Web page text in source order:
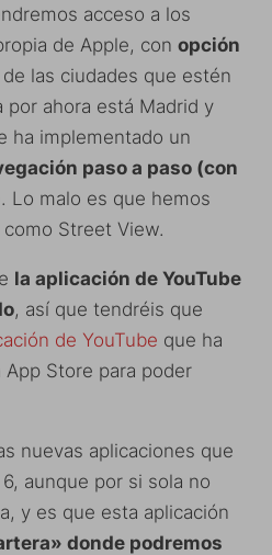
acceso a los
de Apple, con opción
de las ciudades que estén
por ahora está Madrid y
ha implementado un
paso a paso (con
. Lo malo es que hemos
Street View.
la aplicación de YouTube
, así que tendréis que
de YouTube que ha
Store para poder
nuevas aplicaciones que
aunque por si sola no
y es que esta aplicación
donde podremos